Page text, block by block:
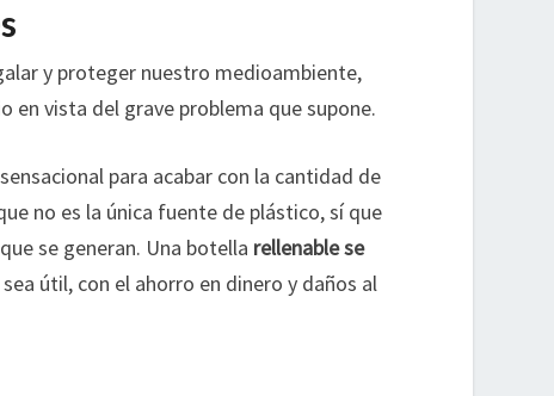
y proteger nuestro medioambiente,
en vista del grave problema que supone.
para acabar con la cantidad de
no es la única fuente de plástico, sí que
se generan. Una botella rellenable se
útil, con el ahorro en dinero y daños al